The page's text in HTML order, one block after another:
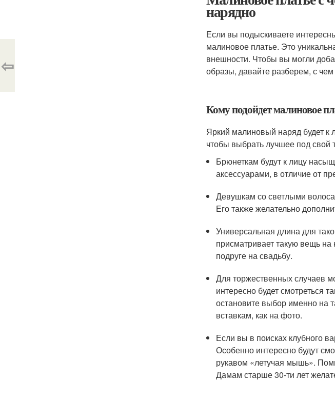
нарядно
Если вы подыскиваете
малиновое платье. Это
внешности. Чтобы вы могли
образы, давайте разберем, с
Кому подойдет малиновое
Яркий малиновый наряд будет к
чтобы выбрать лучшее под свой
Брюнеткам будут к лицу
аксессуарами, в отличие от
Девушкам со светлыми
Его также желательно
Универсальная длина для
присматривает такую вещь на
подруге на свадьбу.
Для торжественных случаев
интересно будет
остановите выбор именно на
вставкам, как на фото.
Если вы в поисках клубного
Особенно интересно будут
рукавом «летучая мышь».
Дамам старше 30-ти лет
⇦